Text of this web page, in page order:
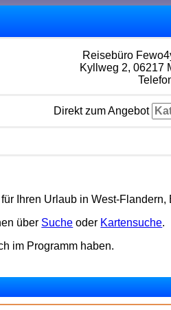
Reisebüro
Kyllweg 2, 06217
Direkt zum Angebot
Ihren Urlaub in West-Flandern,
über Suche oder Kartensuche.
im Programm haben.